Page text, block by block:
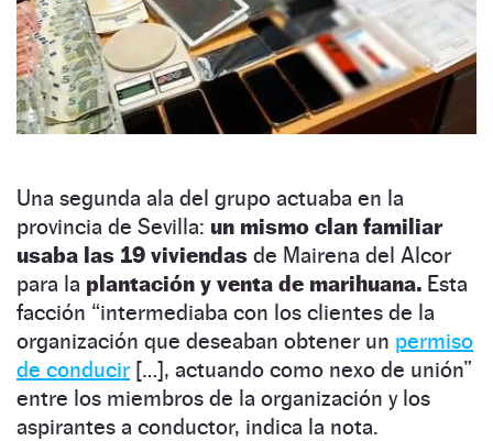
Una segunda ala del grupo actuaba en la
provincia de Sevilla: un mismo clan familiar
usaba las 19 viviendas de Mairena del Alcor
para la plantación y venta de marihuana. Esta
facción “intermediaba con los clientes de la
organización que deseaban obtener un permiso
de conducir […], actuando como nexo de unión”
entre los miembros de la organización y los
aspirantes a conductor, indica la nota.